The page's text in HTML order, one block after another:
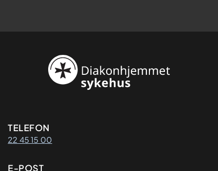
Kontaktinformasjon
TELEFON
22 45 15 00
E-POST